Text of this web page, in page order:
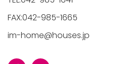
FAX:042-985-1665
im-home@houses.jp